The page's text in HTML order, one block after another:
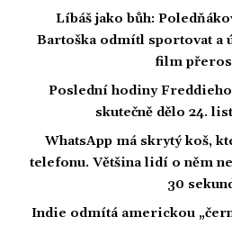
Líbáš jako bůh:
Bartoška odmítl sportovat a
film
Poslední hodiny
skutečně dělo 24.
WhatsApp má skrytý koš,
telefonu. Většina lidí o něm
30
Indie odmítá americkou